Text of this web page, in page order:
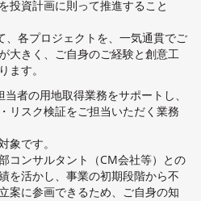
投資計画に則って推進すること
各プロジェクトを、⼀気通貫でご
⼤きく、ご⾃⾝のご経験と創意⼯
ます。
者の⽤地取得業務をサポートし、
リスク検証をご担当いただく業務
象です。
コンサルタント（CM会社等）との
を活かし、事業の初期段階から不
案に参画できるため、ご⾃⾝の知